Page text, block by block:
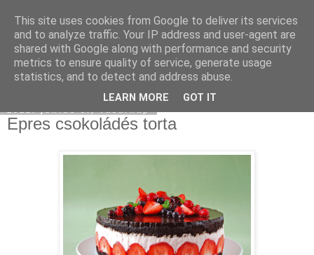
Moha Konyha
Epres csokoládés torta
This site uses cookies from Google to deliver its services
and to analyze traffic. Your IP address and user-agent are
shared with Google along with performance and security
metrics to ensure quality of service, generate usage
statistics, and to detect and address abuse.
LEARN MORE GOT IT